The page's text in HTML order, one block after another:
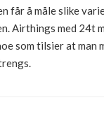
å måle slike
Airthings med 24t
som tilsier at